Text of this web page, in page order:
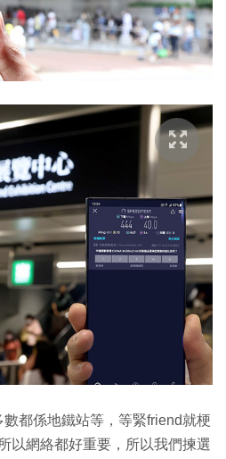
都係地鐵站等，等緊friend就梗
以網絡都好重要，所以我們揀選